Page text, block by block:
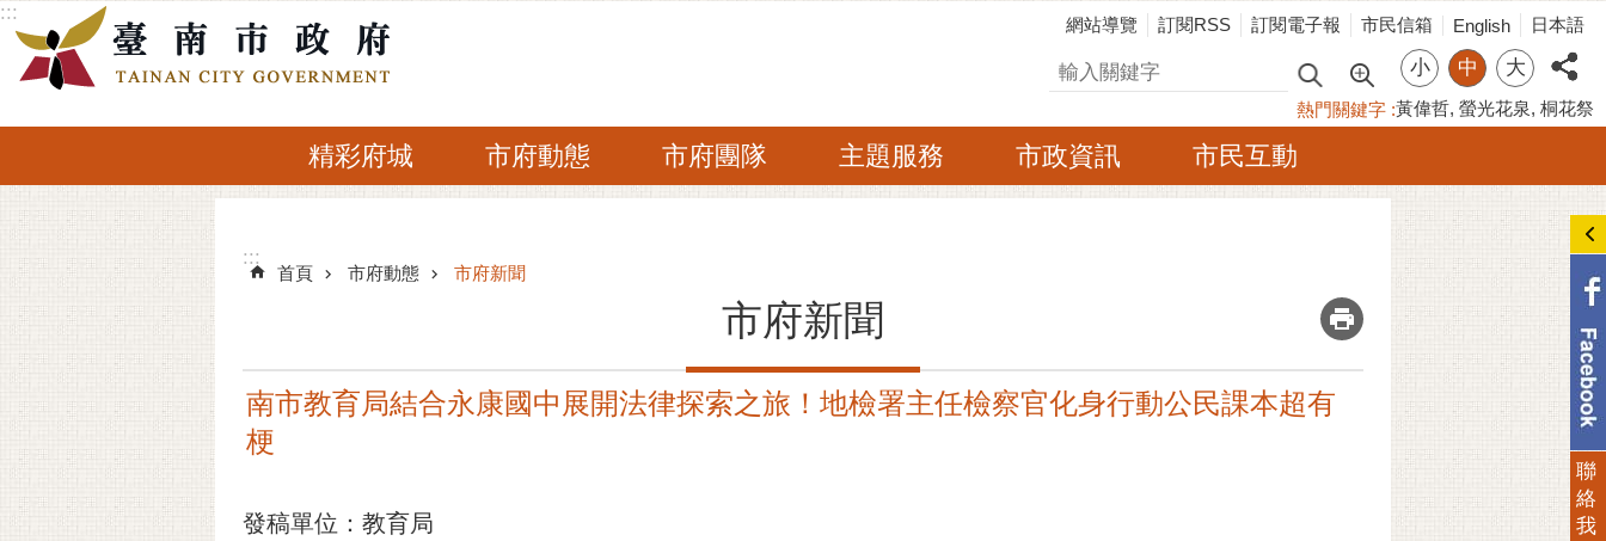
跳到主要內容區塊
:::
網站導覽 訂閱RSS 訂閱電子報 市民信箱 English 日本語
搜尋 小 中 大
熱門關鍵字 黃偉哲 螢光花泉 桐花祭
精彩府城 市府動態 市府團隊 主題服務 市政資訊 市民互動
:::
:::
首頁 市府動態 市府新聞
市府新聞 _
南市教育局結合永康國中展開法律探索之旅！地檢署主任檢察官化身行動公民課本超有
梗
發稿單位：教育局
聯
絡
我